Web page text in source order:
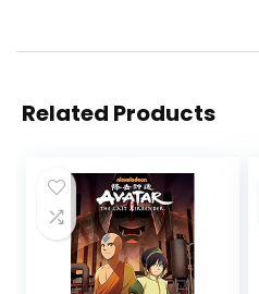
Related Products